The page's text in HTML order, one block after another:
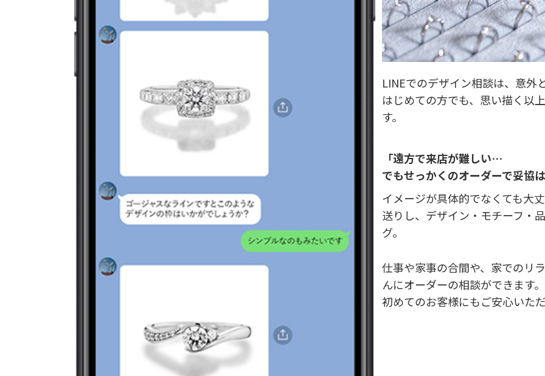
LINEでのデザイン相談は、意外
はじめての方でも、思い描く以
す。
「遠方で来店が難しい…
でもせっかくのオーダーで妥協
イメージが具体的でなくても大
送りし、デザイン・モチーフ・
グ。
仕事や家事の合間や、家でのリ
んにオーダーの相談ができます。
初めてのお客様にもご安心いた